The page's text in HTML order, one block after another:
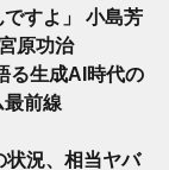
ですよ」 小島芳
原功治
る生成AI時代の
最前線
状況、相当ヤバ